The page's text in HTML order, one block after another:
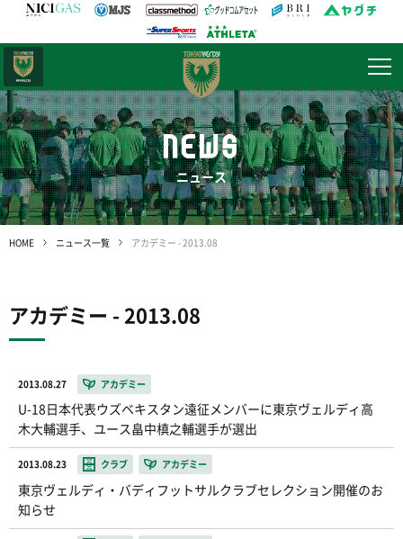
NEWS
ニュース
HOME ニュース一覧 アカデミー - 2013.08
アカデミー - 2013.08
2013.08.27 アカデミー
U-18日本代表ウズベキスタン遠征メンバーに東京ヴェルディ高
木大輔選手、ユース畠中槙之輔選手が選出
2013.08.23 クラブ アカデミー
東京ヴェルディ・バディフットサルクラブセレクション開催のお
知らせ